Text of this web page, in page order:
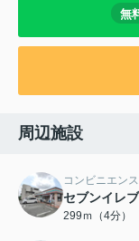
無
周辺施設
コンビニエン
セブンイレ
299ｍ（4分）